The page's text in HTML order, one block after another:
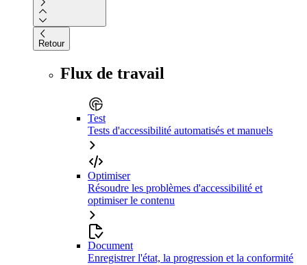
Retour
Flux de travail
Test
Tests d'accessibilité automatisés et manuels
Optimiser
Résoudre les problèmes d'accessibilité et
optimiser le contenu
Document
Enregistrer l'état, la progression et la conformité